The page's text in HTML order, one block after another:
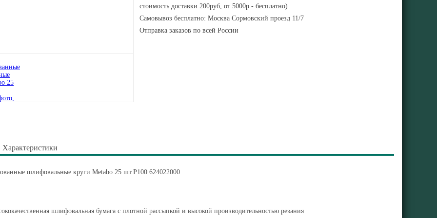
стоимость доставки 200руб, от 5000р - бесплатно)
Самовывоз бесплатно: Москва Сормовский проезд 11/7
Отправка заказов по всей России
Характеристики
шлифовальные круги Metabo 25 шт.Р100 624022000
шлифовальная бумага с плотной рассыпкой и высокой производительностью резания